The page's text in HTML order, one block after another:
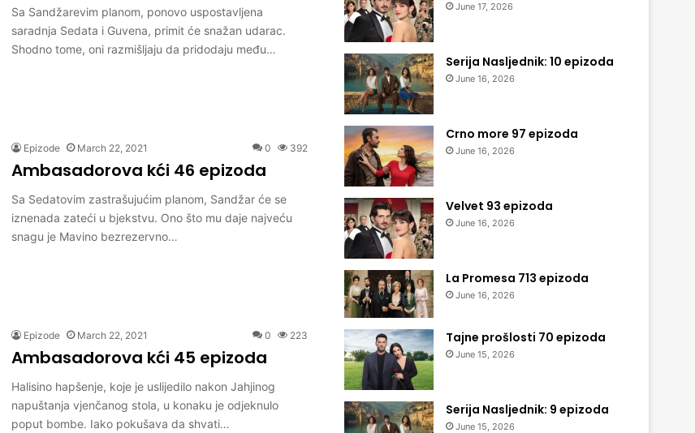
Sa Sandžarevim planom, ponovo uspostavljena
saradnja Sedata i Guvena, primit će snažan udarac.
Shodno tome, oni razmišljaju da pridodaju među…
Epizode March 22, 2021 0 392
Ambasadorova kći 46 epizoda
Sa Sedatovim zastrašujućim planom, Sandžar će se
iznenada zateći u bjekstvu. Ono što mu daje najveću
snagu je Mavino bezrezervno…
Epizode March 22, 2021 0 223
Ambasadorova kći 45 epizoda
Halisino hapšenje, koje je uslijedilo nakon Jahjinog
napuštanja vjenčanog stola, u konaku je odjeknulo
poput bombe. Iako pokušava da shvati…
June 17, 2026
Serija Nasljednik: 10 epizoda
June 16, 2026
Crno more 97 epizoda
June 16, 2026
Velvet 93 epizoda
June 16, 2026
La Promesa 713 epizoda
June 16, 2026
Tajne prošlosti 70 epizoda
June 15, 2026
Serija Nasljednik: 9 epizoda
June 15, 2026